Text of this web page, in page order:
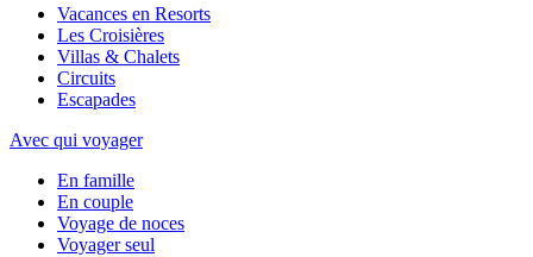
Vacances en Resorts
Les Croisières
Villas & Chalets
Circuits
Escapades
Avec qui voyager
En famille
En couple
Voyage de noces
Voyager seul